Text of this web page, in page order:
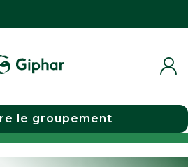
le groupement